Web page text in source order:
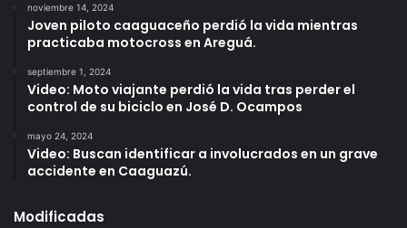
noviembre 14, 2024
Joven piloto caaguaceño perdió la vida mientras
practicaba motocross en Areguá.
septiembre 1, 2024
Video: Moto viajante perdió la vida tras perder el
control de su biciclo en José D. Ocampos
mayo 24, 2024
Video: Buscan identificar a involucrados en un grave
accidente en Caaguazú.
Modificadas